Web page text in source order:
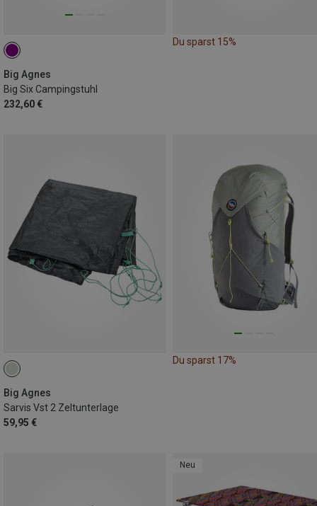
Big Agnes
Big Six Campingstuhl
232,60 €
Du sparst 15%
Big Agnes
Sarvis Vst 2 Zeltunterlage
59,95 €
Du sparst 17%
Neu